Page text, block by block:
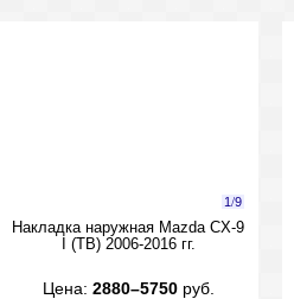
1/9
Накладка наружная Mazda CX-9
I (TB) 2006-2016 гг.
Цена: 2880–5750руб.